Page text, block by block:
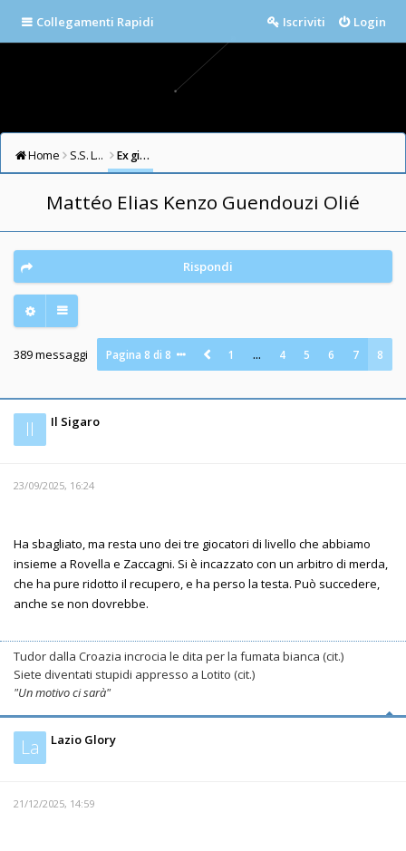
Collegamenti Rapidi Login
Iscriviti
Home S.S. LAZIO FORUM Ex giocatori della Lazio
Mattéo Elias Kenzo Guendouzi Olié
Rispondi
389 messaggi Pagina8 di8 1 … 4 5 6 7 8
Il Il Sigaro
23/09/2025, 16:24
Ha sbagliato, ma resta uno dei tre giocatori di livello che abbiamo
insieme a Rovella e Zaccagni. Si è incazzato con un arbitro di merda,
che ha pure ridotto il recupero, e ha perso la testa. Può succedere,
anche se non dovrebbe.
Tudor dalla Croazia incrocia le dita per la fumata bianca (cit.)
Siete diventati stupidi appresso a Lotito (cit.)
"Un motivo ci sarà"
La Lazio Glory
21/12/2025, 14:59